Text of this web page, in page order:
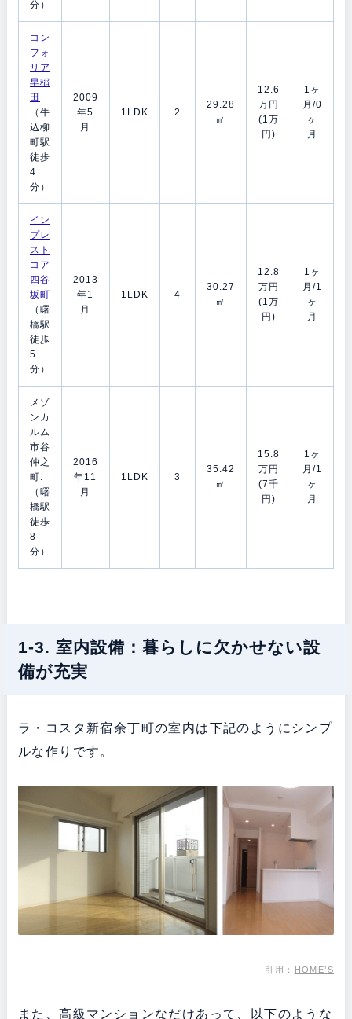
分）
コン
フォ
リア
早稲
田
（牛
込柳
町駅
徒歩
4
分）
2009
年5
月
1LDK 2
29.28
㎡
12.6
万円
(1万
円)
1ヶ
月/0
ヶ
月
イン
プレ
スト
コア
四谷
坂町
（曙
橋駅
徒歩
5
分）
2013
年1
月
1LDK 4
30.27
㎡
12.8
万円
(1万
円)
1ヶ
月/1
ヶ
月
メゾ
ンカ
ルム
市谷
仲之
町.
（曙
橋駅
徒歩
8
分）
2016
年11
月
1LDK 3
35.42
㎡
15.8
万円
(7千
円)
1ヶ
月/1
ヶ
月
1-3. 室内設備：暮らしに欠かせない設
備が充実
ラ・コスタ新宿余丁町の室内は下記のようにシンプ
ルな作りです。
引用： HOME’S
また、高級マンションなだけあって、以下のような